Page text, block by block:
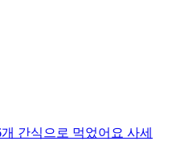
간식으로 먹었어요 사세